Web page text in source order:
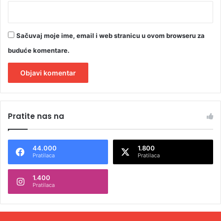
Sačuvaj moje ime, email i web stranicu u ovom browseru za
buduće komentare.
t
n
t
Pratite nas na
44.000
Pratilaca
1.800
Pratilaca
1.400
Pratilaca